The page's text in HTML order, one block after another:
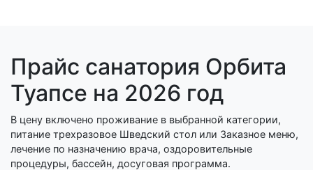
Прайс санатория Орбита
Туапсе на 2026 год
В цену включено проживание в выбранной категории,
питание трехразовое Шведский стол или Заказное меню,
лечение по назначению врача, оздоровительные
процедуры, бассейн, досуговая программа.